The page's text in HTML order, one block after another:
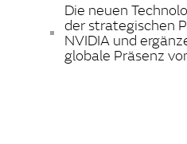
Die neuen
der strategischen
NVIDIA und
globale Präsenz